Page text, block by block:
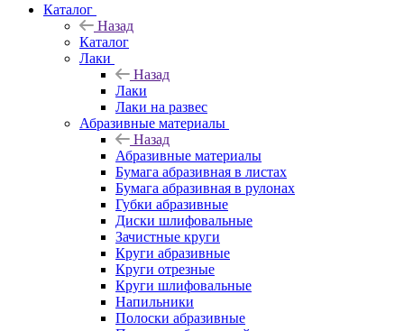
Каталог
Назад
Каталог
Лаки
Назад
Лаки
Лаки на развес
Абразивные материалы
Назад
Абразивные материалы
Бумага абразивная в листах
Бумага абразивная в рулонах
Губки абразивные
Диски шлифовальные
Зачистные круги
Круги абразивные
Круги отрезные
Круги шлифовальные
Напильники
Полоски абразивные